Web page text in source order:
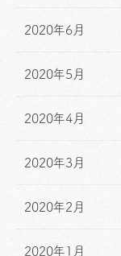
2020年6月
2020年5月
2020年4月
2020年3月
2020年2月
2020年1月